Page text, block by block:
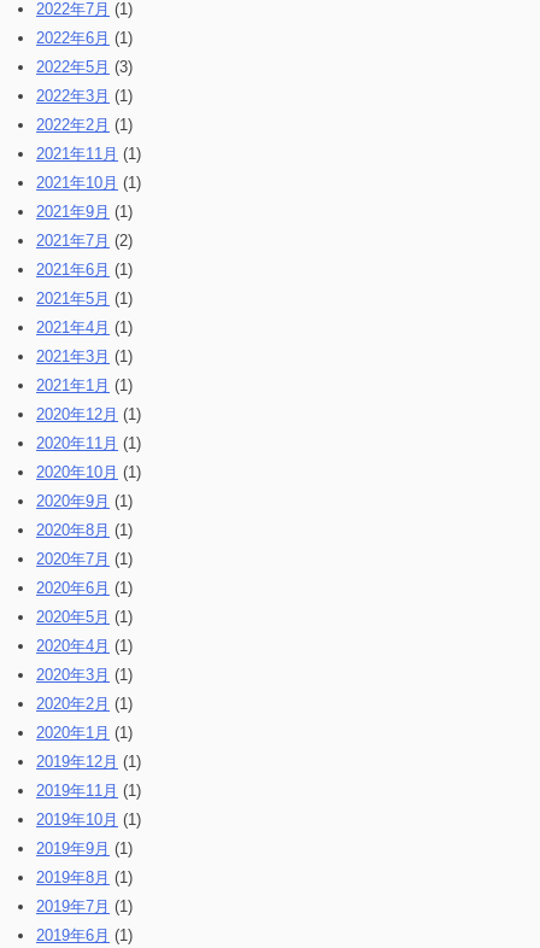
2022年7月 (1)
2022年6月 (1)
2022年5月 (3)
2022年3月 (1)
2022年2月 (1)
2021年11月 (1)
2021年10月 (1)
2021年9月 (1)
2021年7月 (2)
2021年6月 (1)
2021年5月 (1)
2021年4月 (1)
2021年3月 (1)
2021年1月 (1)
2020年12月 (1)
2020年11月 (1)
2020年10月 (1)
2020年9月 (1)
2020年8月 (1)
2020年7月 (1)
2020年6月 (1)
2020年5月 (1)
2020年4月 (1)
2020年3月 (1)
2020年2月 (1)
2020年1月 (1)
2019年12月 (1)
2019年11月 (1)
2019年10月 (1)
2019年9月 (1)
2019年8月 (1)
2019年7月 (1)
2019年6月 (1)